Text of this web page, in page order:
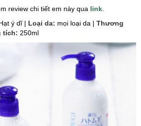
review chi tiết em này qua link
ý dĩ | Loại da: mọi loại da | Thương
tích: 250ml